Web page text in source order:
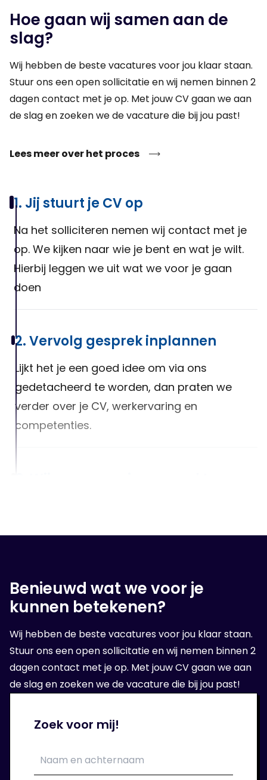
vanuit een werkplaats of op locatie bij fabrikanten, dealers of
eindgebruikers.
Hoe gaan wij samen aan de
slag?
Wij hebben de beste vacatures voor jou klaar staan.
Stuur ons een open sollicitatie en wij nemen binnen 2
dagen contact met je op. Met jouw CV gaan we aan
de slag en zoeken we de vacature die bij jou past!
Lees meer over het proces
1. Jij stuurt je CV op
Na het solliciteren nemen wij contact met je
op. We kijken naar wie je bent en wat je wilt.
Hierbij leggen we uit wat we voor je gaan
doen
2. Vervolg gesprek inplannen
Lijkt het je een goed idee om via ons
gedetacheerd te worden, dan praten we
verder over je CV, werkervaring en
competenties.
4. Op sollicitatie gesprek
jou hebben gevonden, volgt er een sollicitatie
bij de opdrachtgever.
5. Aan de slag!
kan je aan de slag bij je nieuwe
Zoek voor mij!
Benieuwd wat we voor je
kunnen betekenen?
Wij hebben de beste vacatures voor jou klaar staan.
Stuur ons een open sollicitatie en wij nemen binnen 2
dagen contact met je op. Met jouw CV gaan we aan
de slag en zoeken we de vacature die bij jou past!